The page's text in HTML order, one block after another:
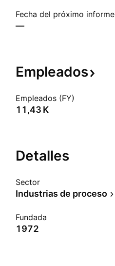
Fecha del próximo informe
—
Empleados
Empleados (FY)
‪11,43 K‬
Detalles
Sector
Industrias de proceso
Fundada
1972